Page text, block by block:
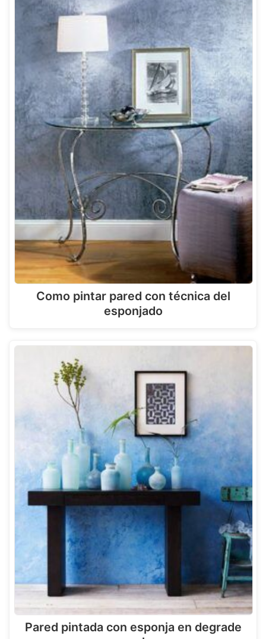
Como pintar pared con técnica del
esponjado
Pared pintada con esponja en degrade